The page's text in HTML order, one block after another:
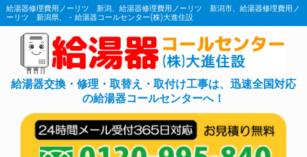
給湯器修理費用ノーリツ 新潟、給湯器修理費用ノーリツ 新潟市、給湯器修理費用ノ
ーリツ 新潟県、 - 給湯器コールセンター(株)大進住設
給湯器交換・修理・取替え・取付け工事は、迅速全国対応
の給湯器コールセンターへ！